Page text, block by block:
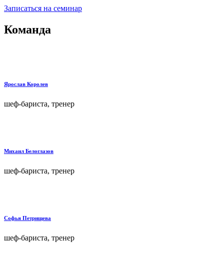
Записаться на семинар
Команда
Ярослав Королев
шеф-бариста, тренер
Михаил Белоглазов
шеф-бариста, тренер
Софья Петрищева
шеф-бариста, тренер